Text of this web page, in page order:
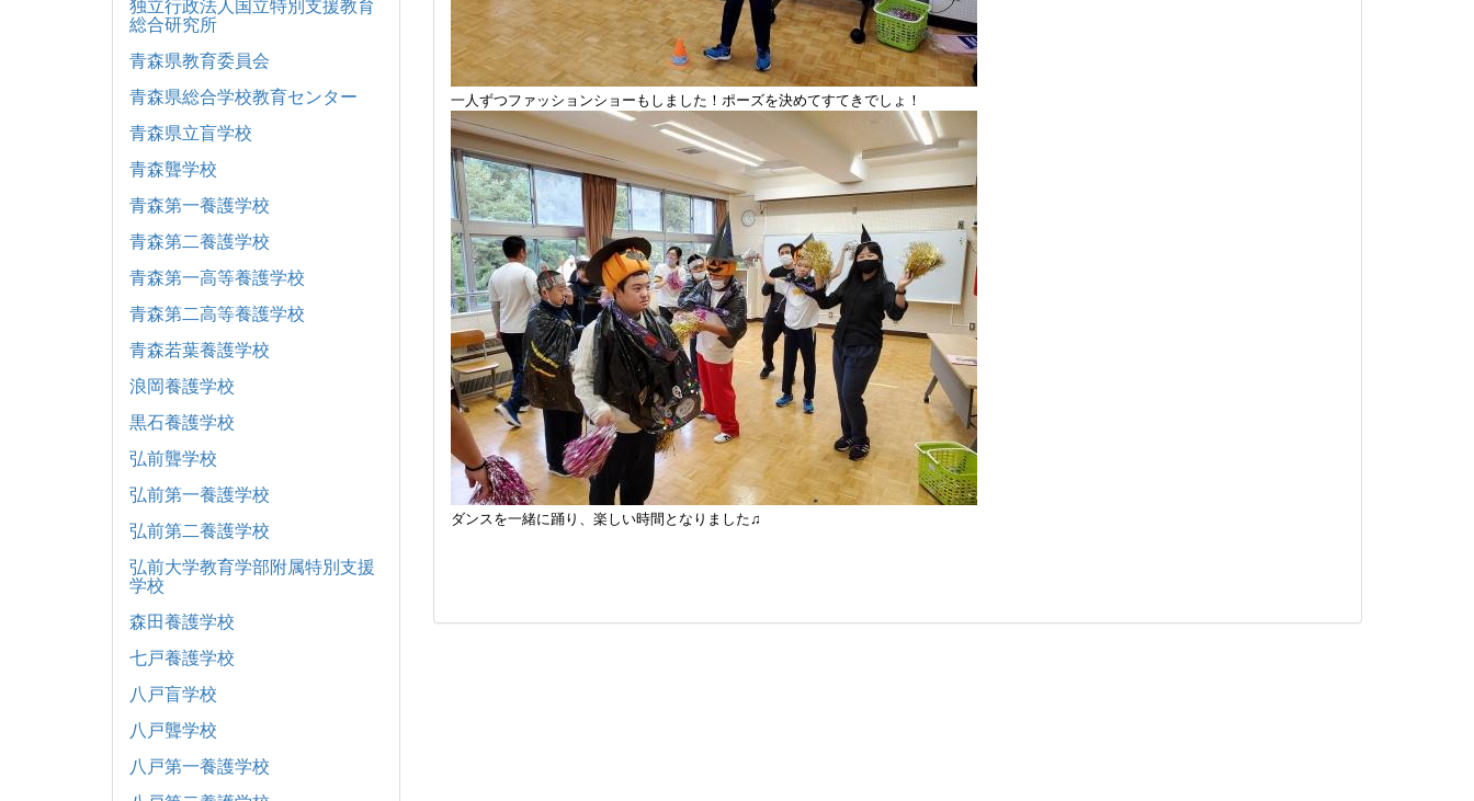
一人ずつファッションショーもしました！ポーズを決めてすてきでしょ！
ダンスを一緒に踊り、楽しい時間となりました♫
独立行政法人国立特別支援教育
総合研究所
青森県教育委員会
青森県総合学校教育センター
青森県立盲学校
青森聾学校
青森第一養護学校
青森第二養護学校
青森第一高等養護学校
青森第二高等養護学校
青森若葉養護学校
浪岡養護学校
黒石養護学校
弘前聾学校
弘前第一養護学校
弘前第二養護学校
弘前大学教育学部附属特別支援
学校
森田養護学校
七戸養護学校
八戸盲学校
八戸聾学校
八戸第一養護学校